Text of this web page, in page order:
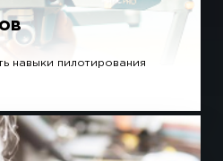
навыки пилотирования